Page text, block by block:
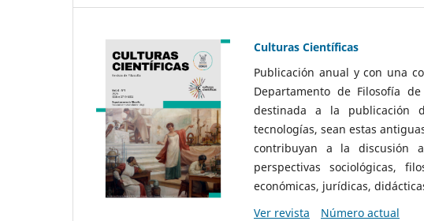
Culturas Científicas
Publicación anual y con una
Departamento de Filosofía
destinada a la publicación
tecnologías, sean estas
contribuyan a la discusión
perspectivas sociológicas,
económicas, jurídicas,
Ver revista
Número actual